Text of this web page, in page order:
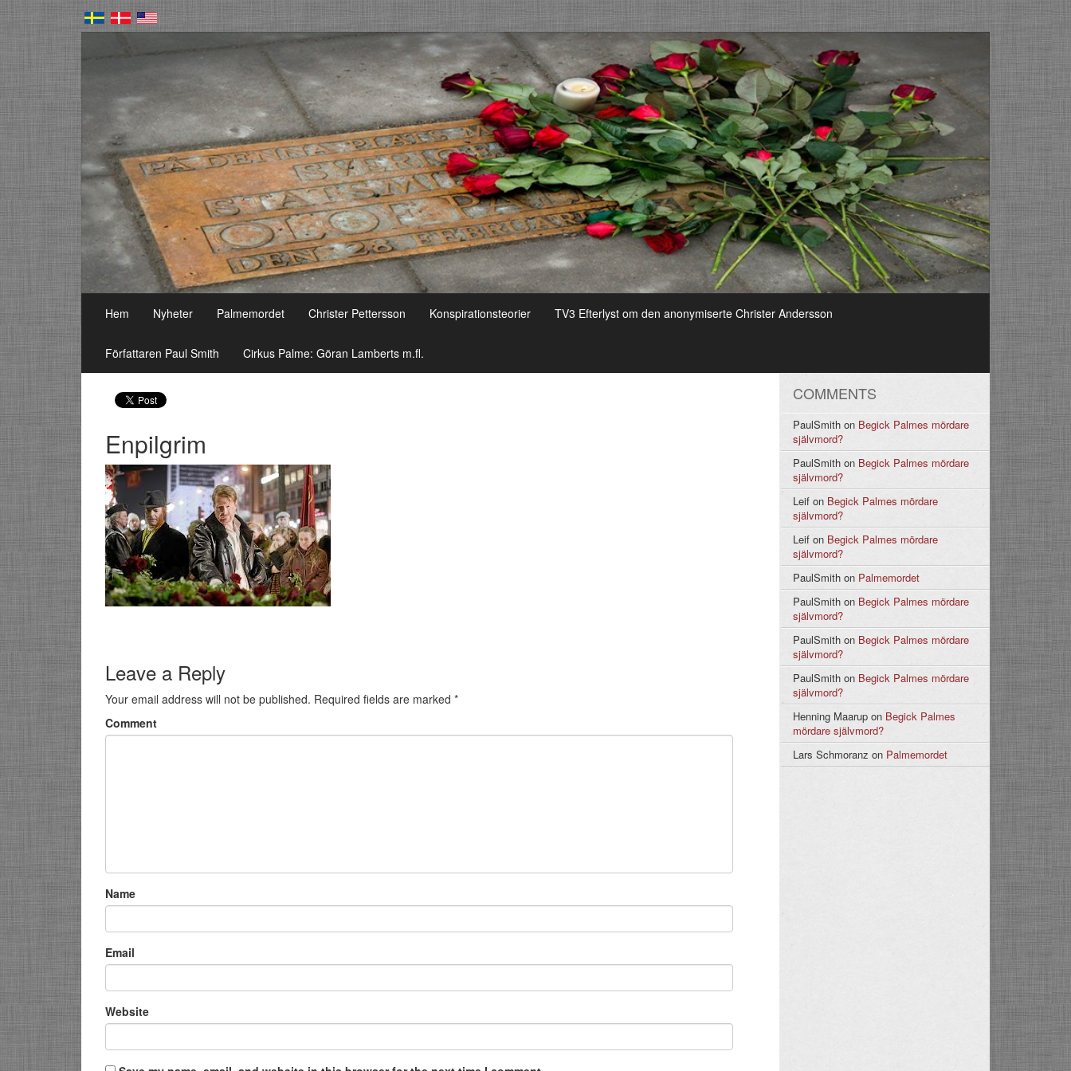
Hem Nyheter Palmemordet Christer Pettersson Konspirationsteorier TV3 Efterlyst om den anonymiserte Christer Andersson
Författaren Paul Smith Cirkus Palme: Göran Lamberts m.fl.
Enpilgrim
Leave a Reply
Your email address will not be published. Required fields are marked *
Comment
Name
Email
Website
COMMENTS
PaulSmithon Begick Palmes mördare
självmord?
PaulSmithon Begick Palmes mördare
självmord?
Leifon Begick Palmes mördare
självmord?
Leifon Begick Palmes mördare
självmord?
PaulSmithon Palmemordet
PaulSmithon Begick Palmes mördare
självmord?
PaulSmithon Begick Palmes mördare
självmord?
PaulSmithon Begick Palmes mördare
självmord?
Henning Maarupon Begick Palmes
mördare självmord?
Lars Schmoranz on Palmemordet